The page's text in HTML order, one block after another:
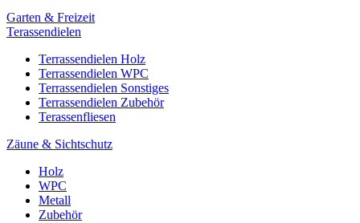
Garten & Freizeit
Terassendielen
Terrassendielen Holz
Terrassendielen WPC
Terrassendielen Sonstiges
Terrassendielen Zubehör
Terassenfliesen
Zäune & Sichtschutz
Holz
WPC
Metall
Zubehör